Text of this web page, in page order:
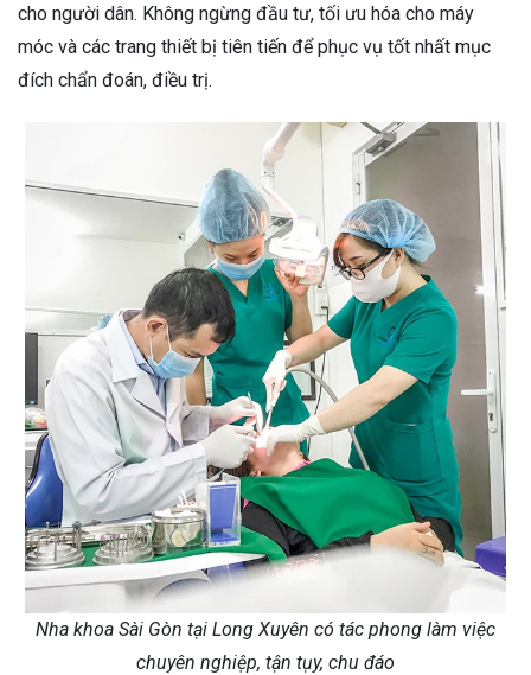
cho người dân. Không ngừng đầu tư, tối ưu hóa cho máy
móc và các trang thiết bị tiên tiến để phục vụ tốt nhất mục
đích chẩn đoán, điều trị.
Nha khoa Sài Gòn tại Long Xuyên có tác phong làm việc
chuyên nghiệp, tận tụy, chu đáo